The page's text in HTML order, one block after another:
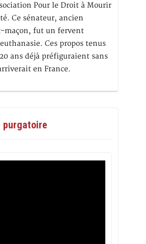
Pour le Droit à Mourir
Ce sénateur, ancien
maçon, fut un fervent
Ces propos tenus
ans déjà préfiguraient sans
en France.
purgatoire